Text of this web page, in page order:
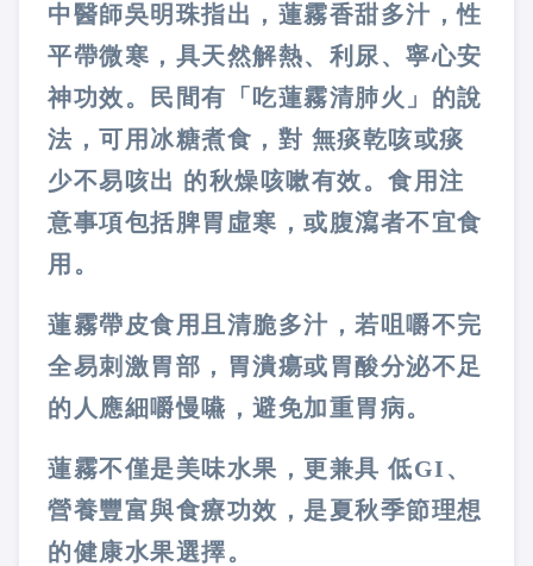
中醫師吳明珠指出，蓮霧香甜多汁，性
平帶微寒，具天然解熱、利尿、寧心安
神功效。民間有「吃蓮霧清肺火」的說
法，可用冰糖煮食，對 無痰乾咳或痰
少不易咳出 的秋燥咳嗽有效。食用注
意事項包括脾胃虛寒，或腹瀉者不宜食
用。
蓮霧帶皮食用且清脆多汁，若咀嚼不完
全易刺激胃部，胃潰瘍或胃酸分泌不足
的人應細嚼慢嚥，避免加重胃病。
蓮霧不僅是美味水果，更兼具 低GI 、
營養豐富與食療功效，是夏秋季節理想
的健康水果選擇。